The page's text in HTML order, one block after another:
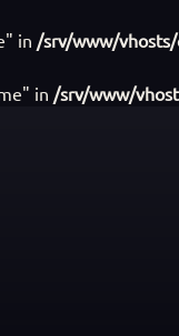
in /srv/www/
in /srv/www/